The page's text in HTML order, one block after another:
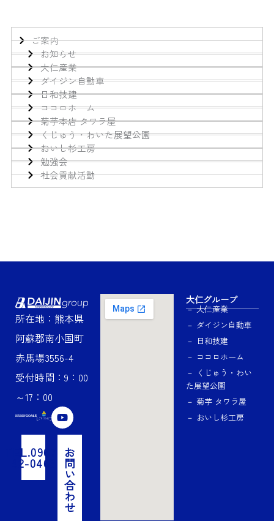
ご案内
お知らせ
大仁産業
ダイジン自動車
日和技建
ココロホーム
菊芋本店 タワラ屋
くじゅう・わいた展望公園
おいし杉工房
勉強会
社会貢献活動
所在地：熊本県
阿蘇郡南小国町
赤馬場3556-4
受付時間：9：00
～17：00
Y
o
u
u
b
e
TEL.0967-
42-0463
お
問
い
合
わ
せ
大仁グループ
－ 大仁産業
－ ダイジン自動車
－ 日和技建
－ ココロホーム
－ くじゅう・わい
た展望公園
－ 菊芋 タワラ屋
－ おいし杉工房